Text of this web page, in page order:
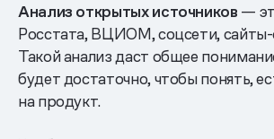
Анализ открытых источников —
Росстата, ВЦИОМ, соцсети, сайты-
Такой анализ даст общее
будет достаточно, чтобы понять,
на продукт.